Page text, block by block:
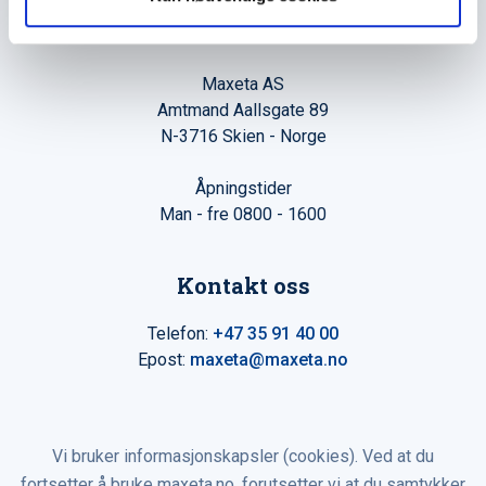
Hovedkontor
Maxeta AS
Amtmand Aallsgate 89
N-3716 Skien - Norge
Åpningstider
Man - fre 0800 - 1600
Kontakt oss
Telefon: +47 35 91 40 00
Epost: maxeta@maxeta.no
Vi bruker informasjonskapsler (cookies). Ved at du